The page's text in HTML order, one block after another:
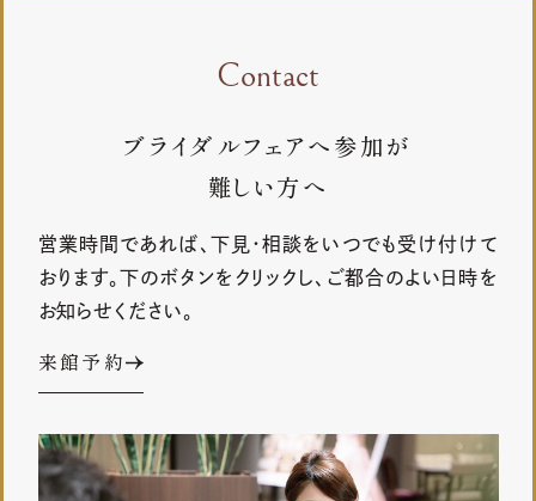
Contact
ブライダルフェアへ参加が
難しい方へ
営業時間であれば、下見・相談をいつでも受け付けて
おります。下のボタンをクリックし、ご都合のよい日時を
お知らせください。
来館予約